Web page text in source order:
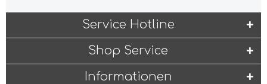
Service Hotline
Shop Service
Informationen